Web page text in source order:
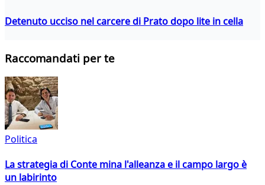
Detenuto ucciso nel carcere di Prato dopo lite in cella
Raccomandati per te
Politica
La strategia di Conte mina l'alleanza e il campo largo è
un labirinto